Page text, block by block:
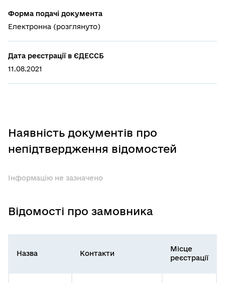
Форма подачі документа
Електронна (розглянуто)
Дата реєстрації в ЄДЕССБ
11.08.2021
Наявність документів про
непідтвердження відомостей
Інформацію не зазначено
Відомості про замовника
Назва Контакти
Місце
реєстрації